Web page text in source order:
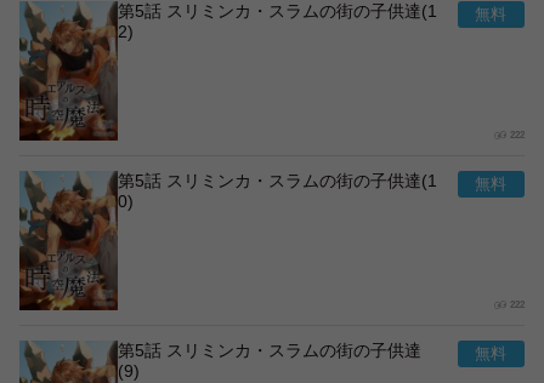
第5話 スリミンカ・スラムの街の子供達(1
2)
222
第5話 スリミンカ・スラムの街の子供達(1
0)
222
第5話 スリミンカ・スラムの街の子供達
(9)